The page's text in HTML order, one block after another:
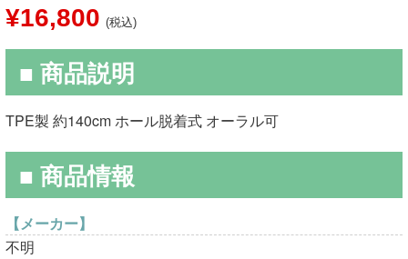
元
の
価
格
¥45,000
し
¥16,800現
在
の
は
で
(税込)
■ 商品説明
TPE製 約140cm ホール脱着式 オーラル可
■ 商品情報
【メーカー】
不明